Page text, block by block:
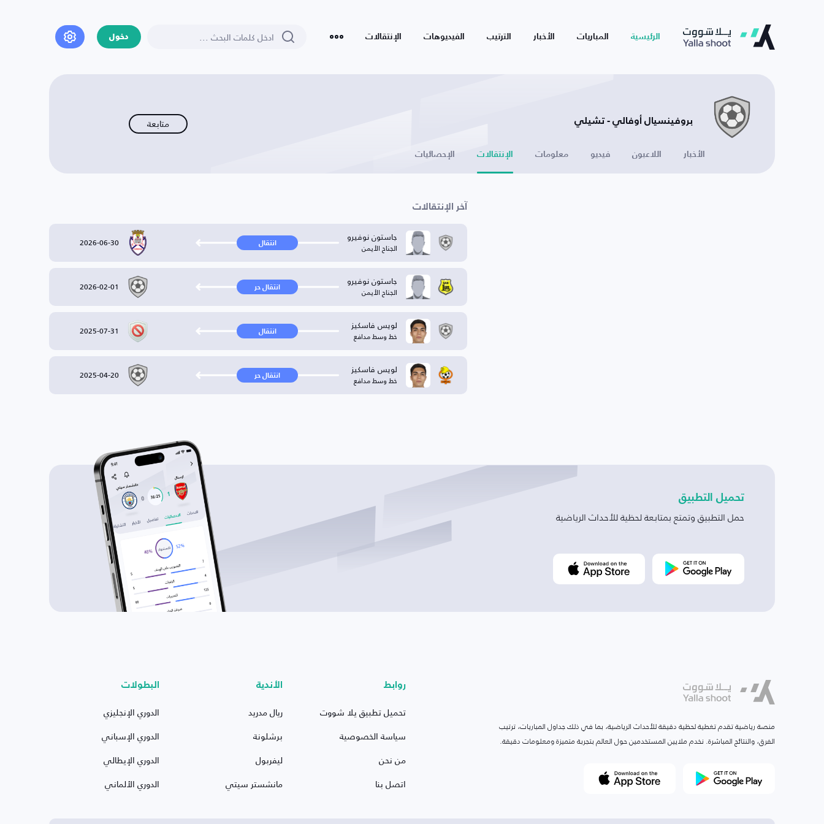
الرئيسية المباريات الأخبار الترتيب الفيديوهات الإنتقالات دخول
بروفينسيال أوفالي - تشيلي متابعة
الأخبار اللاعبون فيديو معلومات الإنتقالات الإحصائيات
آخر الإنتقالات
جاستون نوفيرو
الجناح الأيمن انتقال 2026-06-30
جاستون نوفيرو
الجناح الأيمن انتقال حر 2026-02-01
لويس فاسكيز
خط وسط مدافع انتقال 2025-07-31
لويس فاسكيز
خط وسط مدافع انتقال حر 2025-04-20
تحميل التطبيق
حمل التطبيق وتمتع بمتابعة لحظية للأحداث الرياضية
منصة رياضية تقدم تغطية لحظية دقيقة للأحداث الرياضية، بما في ذلك جداول المباريات، ترتيب
الفرق، والنتائج المباشرة. نخدم ملايين المستخدمين حول العالم بتجربة متميزة ومعلومات دقيقة.
روابط
تحميل تطبيق يلا شووت
سياسة الخصوصية
من نحن
اتصل بنا
الأندية
ريال مدريد
برشلونة
ليفربول
مانشستر سيتي
البطولات
الدوري الإنجليزي
الدوري الإسباني
الدوري الإيطالي
الدوري الألماني